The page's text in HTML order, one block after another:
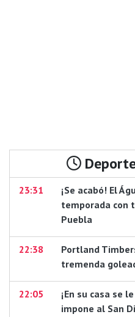
23:31
¡Se acabó! El
temporada con
Puebla
22:38
Portland
tremenda
22:05
¡En su casa se
impone al San